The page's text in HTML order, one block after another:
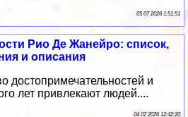
05 07 2026 1:51:51
Рио Де Жанейро: список,
и описания
достопримечательностей и
лет привлекают людей....
04 07 2026 12:42:20